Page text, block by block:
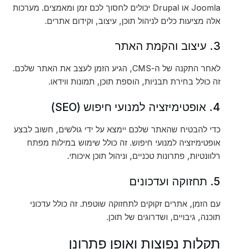
Joomla או Drupal יכולים לחסוך לכם זמן ומאמצים. מערכות
אלה מציעות כלים לניהול תוכן, עיצוב, וקידום אתרים.
3. עיצוב והקמת האתר
לאחר התקנה של ה-CMS, הגיע הזמן לעצב את האתר שלכם.
זה כולל בחירת תבניות, הוספת תוכן, תמונות ווידאו.
4. אופטימיזציה למנועי חיפוש (SEO)
כדי להבטיח שהאתר שלכם יימצא על ידי גולשים, חשוב לבצע
אופטימיזציה למנועי חיפוש. זה כולל שימוש במילות מפתח
רלוונטיות, פתרונות טכניים, וניהול תוכן איכותי.
5. תחזוקה ועדכונים
עם הזמן, אתרים זקוקים לתחזוקה שוטפת. זה כולל עדכוני
תוכנה, גיבויים, ושדרוגים של תוכן.
תקלות נפוצות ואופן פתרונן